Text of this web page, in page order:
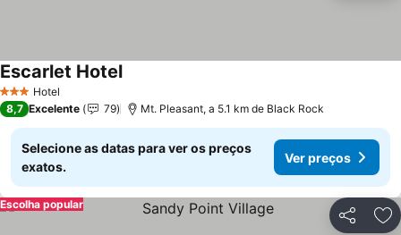
3 EstrelasHotel
Escarlet Hotel
8,7 Excelente 79 Mt. Pleasant, a 5.1 km de Black Rock
Selecione as datas para ver os preços
exatos.
Ver preços
Partilhar
Escolha popular